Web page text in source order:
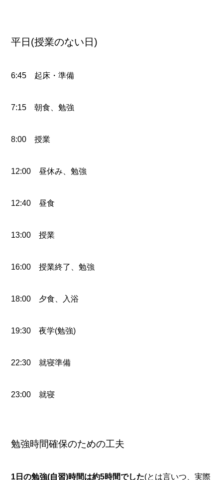
平日(授業のない日)
6:45 起床・準備
7:15 朝食、勉強
8:00 授業
12:00 昼休み、勉強
12:40 昼食
13:00 授業
16:00 授業終了、勉強
18:00 夕食、入浴
19:30 夜学(勉強)
22:30 就寝準備
23:00 就寝
勉強時間確保のための工夫
1日の勉強(自習)時間は約5時間でした(とは言いつ、実際